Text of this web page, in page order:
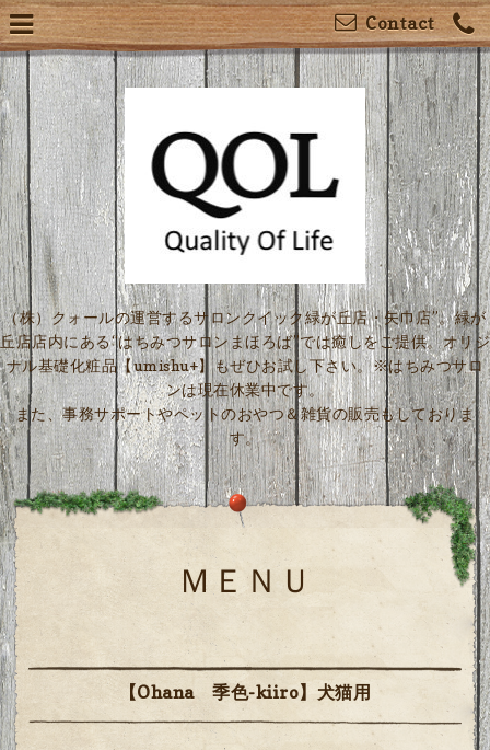
Contact
（株）クォールの運営するサロンクイック緑が丘店・矢巾店”。緑が
丘店店内にある“はちみつサロンまほろば”では癒しをご提供。オリジ
ナル基礎化粧品【umishu+】もぜひお試し下さい。※はちみつサロ
ンは現在休業中です。
また、事務サポートやペットのおやつ＆雑貨の販売もしておりま
す。
ＭＥＮＵ
【Ohana 季色-kiiro】犬猫用